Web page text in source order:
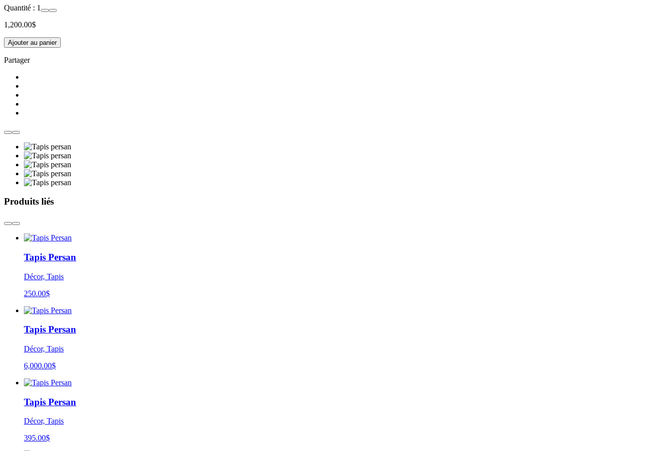
Quantité : 1
1,200.00$
Ajouter au panier
Partager
Produits liés
Tapis Persan
Décor, Tapis
250.00$
Tapis Persan
Décor, Tapis
6,000.00$
Tapis Persan
Décor, Tapis
395.00$